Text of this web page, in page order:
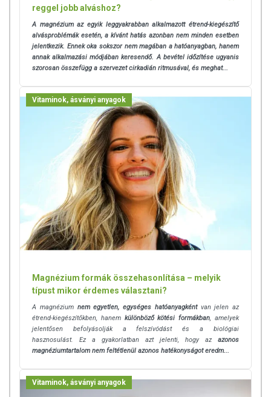
reggel jobb alváshoz?
A magnézium az egyik leggyakrabban alkalmazott étrend-kiegészítő
alvásproblémák esetén, a kívánt hatás azonban nem minden esetben
jelentkezik. Ennek oka sokszor nem magában a hatóanyagban, hanem
annak alkalmazási módjában keresendő. A bevétel időzítése ugyanis
szorosan összefügg a szervezet cirkadián ritmusával, és meghat...
Vitaminok, ásványi anyagok
Magnézium formák összehasonlítása – melyik
típust mikor érdemes választani?
A magnézium nem egyetlen, egységes hatóanyagként van jelen az
étrend-kiegészítőkben, hanem különböző kötési formákban, amelyek
jelentősen befolyásolják a felszívódást és a biológiai
hasznosulást. Ez a gyakorlatban azt jelenti, hogy azazonos
magnéziumtartalom nem feltétlenül azonos hatékonyságot eredm...
Vitaminok, ásványi anyagok